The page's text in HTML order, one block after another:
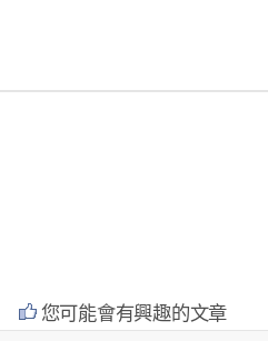
您可能會有興趣的文章